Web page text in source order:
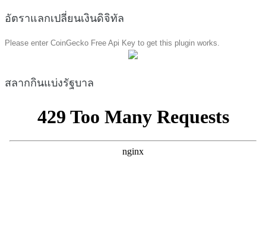
อัตราแลกเปลี่ยนเงินดิจิทัล
Please enter CoinGecko Free Api Key to get this plugin works.
สลากกินแบ่งรัฐบาล